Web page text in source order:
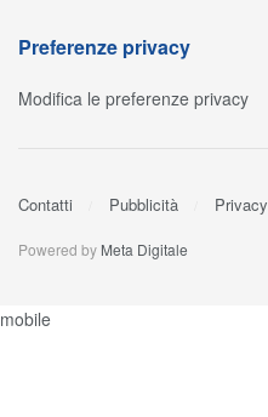
Preferenze privacy
Modifica le preferenze privacy
Contatti Pubblicità Privacy
Powered by Meta Digitale